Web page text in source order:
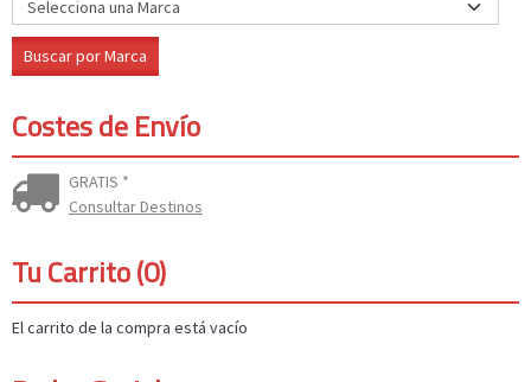
Costes de Envío
GRATIS *
Consultar Destinos
Tu Carrito (0)
El carrito de la compra está vacío